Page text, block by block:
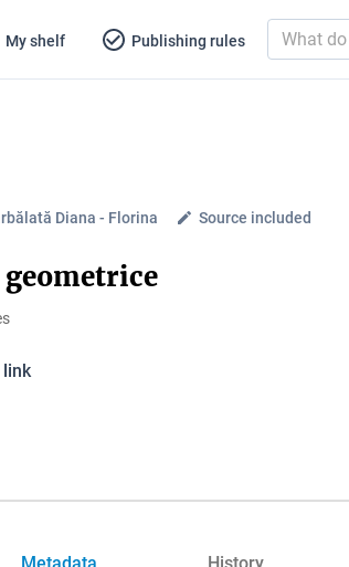
My shelf Publishing rules
Diana - Florina
Source included
link